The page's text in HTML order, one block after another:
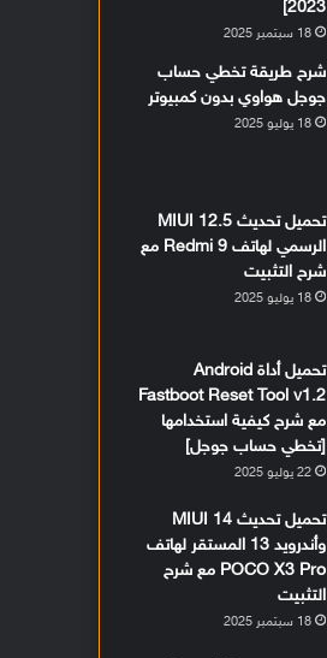
2023]
18 سبتمبر 2025
شرح طريقة تخطي حساب
جوجل هواوي بدون كمبيوتر
18 يوليو 2025
تحميل تحديث MIUI 12.5
الرسمي لهاتف Redmi 9 مع
شرح التثبيت
18 يوليو 2025
تحميل أداة Android
Fastboot Reset Tool v1.2
مع شرح كيفية استخدامها
[تخطي حساب جوجل]
22 يوليو 2025
تحميل تحديث MIUI 14
وأندرويد 13 المستقر لهاتف
POCO X3 Pro مع شرح
التثبيت
18 سبتمبر 2025